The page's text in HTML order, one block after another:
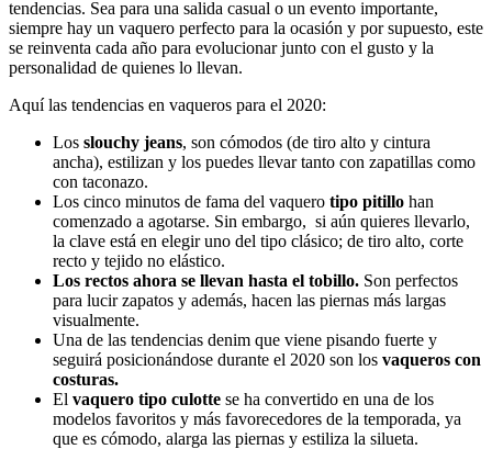
tendencias. Sea para una salida casual o un evento importante,
siempre hay un vaquero perfecto para la ocasión y por supuesto, este
se reinventa cada año para evolucionar junto con el gusto y la
personalidad de quienes lo llevan.
Aquí las tendencias en vaqueros para el 2020:
Los slouchy jeans, son cómodos (de tiro alto y cintura
ancha), estilizan y los puedes llevar tanto con zapatillas como
con taconazo.
Los cinco minutos de fama del vaquero tipo pitillo han
comenzado a agotarse. Sin embargo, si aún quieres llevarlo,
la clave está en elegir uno del tipo clásico; de tiro alto, corte
recto y tejido no elástico.
Los rectos ahora se llevan hasta el tobillo. Son perfectos
para lucir zapatos y además, hacen las piernas más largas
visualmente.
Una de las tendencias denim que viene pisando fuerte y
seguirá posicionándose durante el 2020 son los vaqueros con
costuras.
El vaquero tipo culotte se ha convertido en una de los
modelos favoritos y más favorecedores de la temporada, ya
que es cómodo, alarga las piernas y estiliza la silueta.